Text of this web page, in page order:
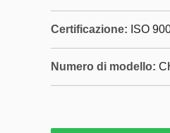
Certificazione: ISO
Numero di modello: